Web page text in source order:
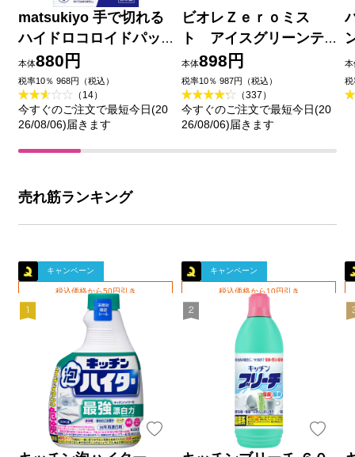
matsukiyo 手で切れる
ハイドロコロイドパッ
ド ２５ｍｍ×３ｍ巻
本体880円
税率10％ 968円（税込）
（14）
今すぐのご注文で最短今日(20
26/08/06)届きます
ビオレＺｅｒｏミス
ト アイスグリーンテ
ィーの香り ６０ｍＬ 花
王
本体898円
税率10％ 987円（税込）
（337）
今すぐのご注文で最短今日(20
26/08/06)届きます
本
税
売れ筋ランキング
キャンペーン
税込価格から50円引き
キャンペーン
税込価格から10円引き